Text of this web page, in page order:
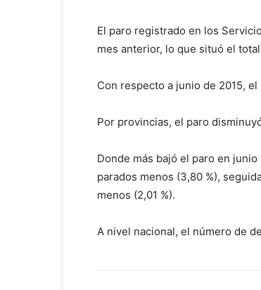
El paro registrado en los
mes anterior, lo que situó el
Con respecto a junio de 2015,
Por provincias, el paro
Donde más bajó el paro en
parados menos (3,80 %),
menos (2,01 %).
A nivel nacional, el número de